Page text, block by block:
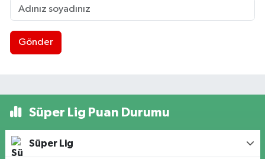
Gönder
Süper Lig Puan Durumu
Süper Lig